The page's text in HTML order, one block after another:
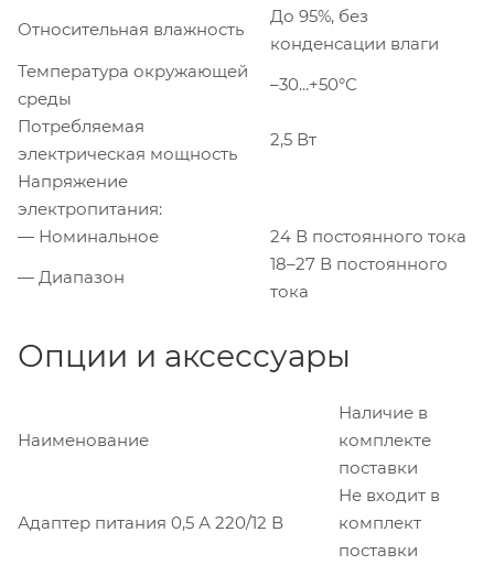
Относительная влажность
До 95%, без
конденсации влаги
Температура окружающей
среды
–30...+50°С
Потребляемая
электрическая мощность
2,5 Вт
Напряжение
электропитания:
— Номинальное
24 В постоянного тока
— Диапазон
18–27 В постоянного
тока
Опции и аксессуары
Наименование
Наличие в
комплекте
поставки
Адаптер питания 0,5 А 220/12 В
Не входит в
комплект
поставки